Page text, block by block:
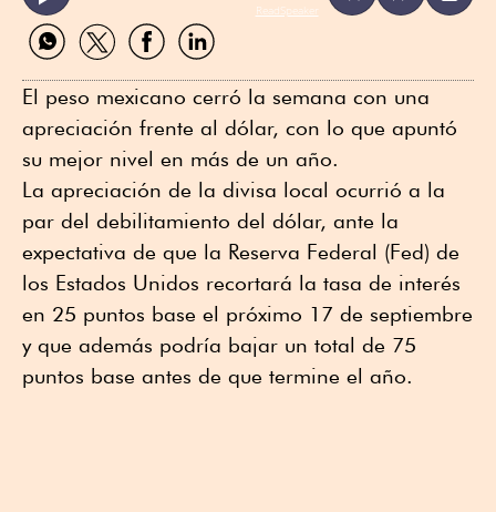
ReadSpeaker
Compartir
por
Compartir
por
Compartir
por
Compartir
por
El peso mexicano cerró la semana con una
apreciación frente al dólar, con lo que apuntó
su mejor nivel en más de un año.
La apreciación de la divisa local ocurrió a la
par del debilitamiento del dólar, ante la
expectativa de que la Reserva Federal (Fed) de
los Estados Unidos recortará la tasa de interés
en 25 puntos base el próximo 17 de septiembre
y que además podría bajar un total de 75
puntos base antes de que termine el año.